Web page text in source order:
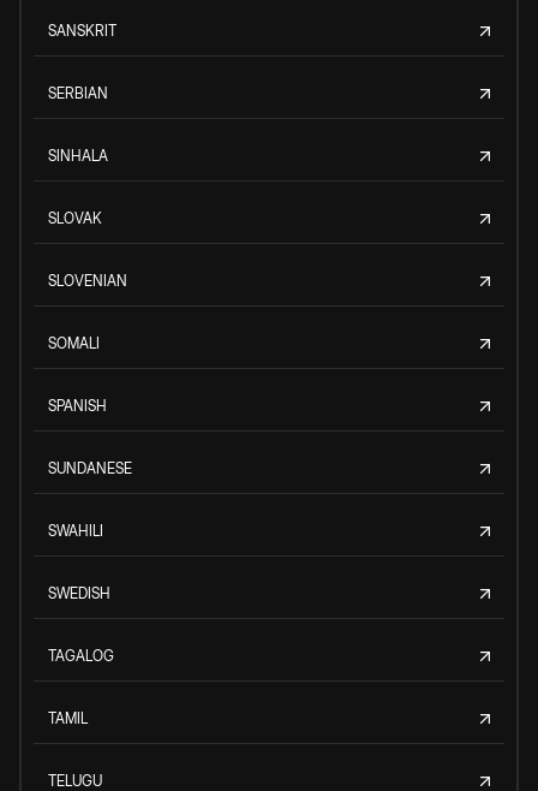
SANSKRIT
SERBIAN
SINHALA
SLOVAK
SLOVENIAN
SOMALI
SPANISH
SUNDANESE
SWAHILI
SWEDISH
TAGALOG
TAMIL
TELUGU